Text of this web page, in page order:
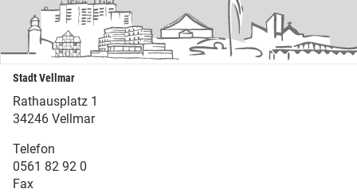
Stadt Vellmar
Rathausplatz 1
34246 Vellmar
Telefon
0561 82 92 0
Fax